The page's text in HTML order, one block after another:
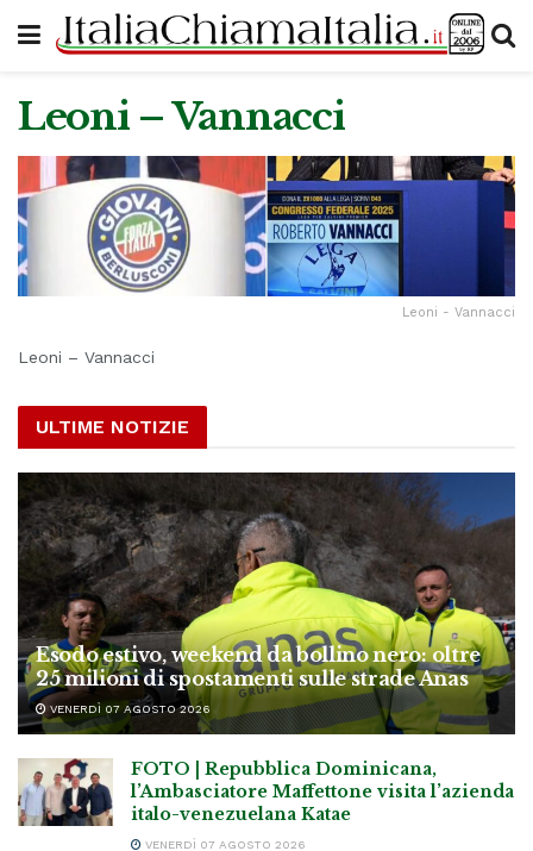
Leoni – Vannacci
Leoni - Vannacci
Leoni – Vannacci
ULTIME NOTIZIE
Esodo estivo, weekend da bollino nero: oltre
25 milioni di spostamenti sulle strade Anas
VENERDÌ 07 AGOSTO 2026
FOTO | Repubblica Dominicana,
l’Ambasciatore Maffettone visita l’azienda
italo-venezuelana Katae
VENERDÌ 07 AGOSTO 2026